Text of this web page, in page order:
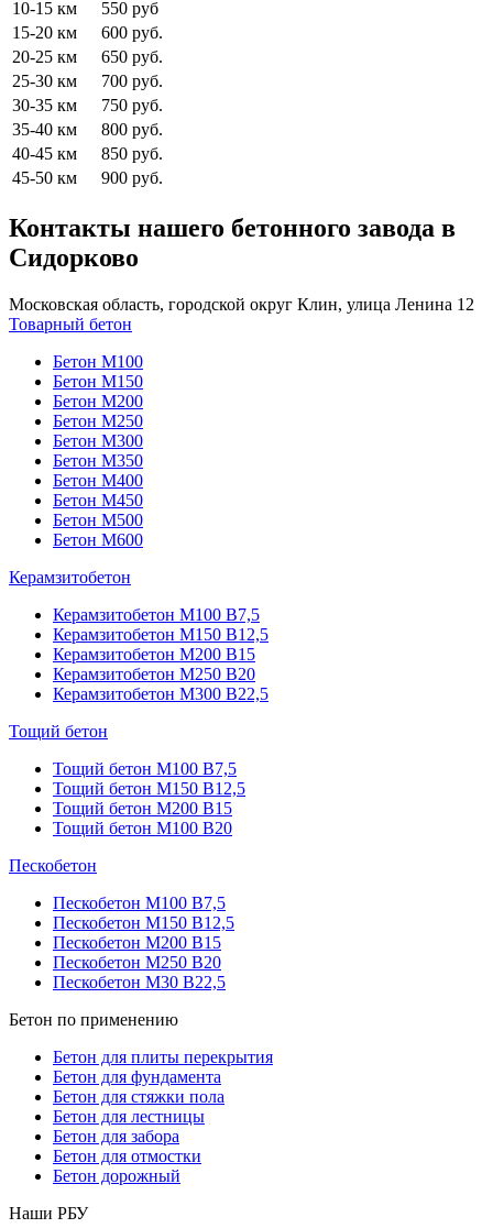
10-15 км
550 руб
15-20 км
600 руб.
20-25 км
650 руб.
25-30 км
700 руб.
30-35 км
750 руб.
35-40 км
800 руб.
40-45 км
850 руб.
45-50 км
900 руб.
Контакты нашего бетонного завода в
Сидорково
Московская область, городской округ Клин, улица Ленина 12
Товарный бетон
Бетон М100
Бетон М150
Бетон М200
Бетон М250
Бетон М300
Бетон М350
Бетон М400
Бетон М450
Бетон М500
Бетон М600
Керамзитобетон
Керамзитобетон М100 В7,5
Керамзитобетон М150 В12,5
Керамзитобетон М200 В15
Керамзитобетон М250 В20
Керамзитобетон М300 В22,5
Тощий бетон
Тощий бетон М100 В7,5
Тощий бетон М150 В12,5
Тощий бетон М200 В15
Тощий бетон М100 В20
Пескобетон
Пескобетон М100 В7,5
Пескобетон М150 В12,5
Пескобетон М200 В15
Пескобетон М250 В20
Пескобетон М30 В22,5
Бетон по применению
Бетон для плиты перекрытия
Бетон для фундамента
Бетон для стяжки пола
Бетон для лестницы
Бетон для забора
Бетон для отмостки
Бетон дорожный
Наши РБУ